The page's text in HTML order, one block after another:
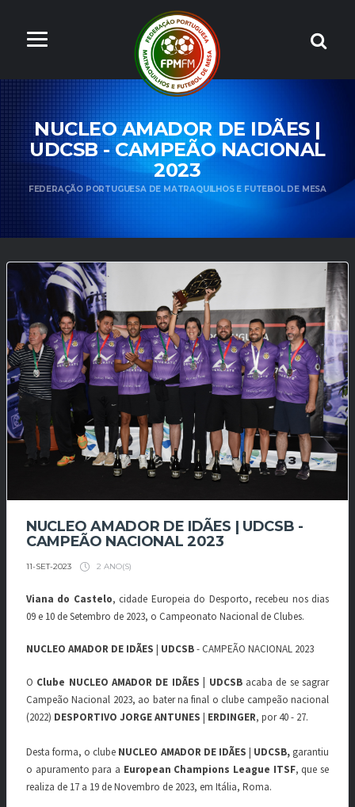
NUCLEO AMADOR DE IDÃES |
UDCSB - CAMPEÃO NACIONAL
2023
FEDERAÇÃO PORTUGUESA DE MATRAQUILHOS E FUTEBOL DE MESA
NUCLEO AMADOR DE IDÃES | UDCSB -
CAMPEÃO NACIONAL 2023
11-SET-2023 2 ANO(S)
Viana do Castelo, cidade Europeia do Desporto, recebeu nos dias
09 e 10 de Setembro de 2023, o Campeonato Nacional de Clubes.
NUCLEO AMADOR DE IDÃES | UDCSB- CAMPEÃO NACIONAL 2023
O Clube NUCLEO AMADOR DE IDÃES | UDCSB acaba de se sagrar
Campeão Nacional 2023, ao bater na final o clube campeão nacional
(2022) DESPORTIVO JORGE ANTUNES | ERDINGER, por 40 - 27.
Desta forma, o clube NUCLEO AMADOR DE IDÃES | UDCSB,garantiu
o apuramento para a European Champions League ITSF, que se
realiza de 17 a 19 de Novembro de 2023, em Itália, Roma.